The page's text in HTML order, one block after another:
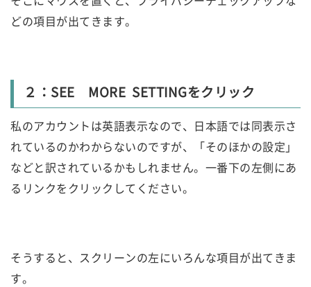
どの項目が出てきます。
２：SEE MORE SETTINGをクリック
私のアカウントは英語表示なので、日本語では同表示さ
れているのかわからないのですが、「そのほかの設定」
などと訳されているかもしれません。一番下の左側にあ
るリンクをクリックしてください。
そうすると、スクリーンの左にいろんな項目が出てきま
す。